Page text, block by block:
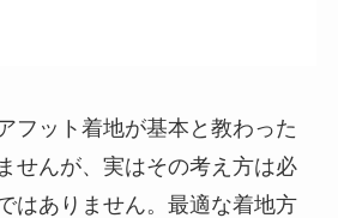
フット着地が基本と教わった
せんが、実はその考え方は必
はありません。最適な着地方